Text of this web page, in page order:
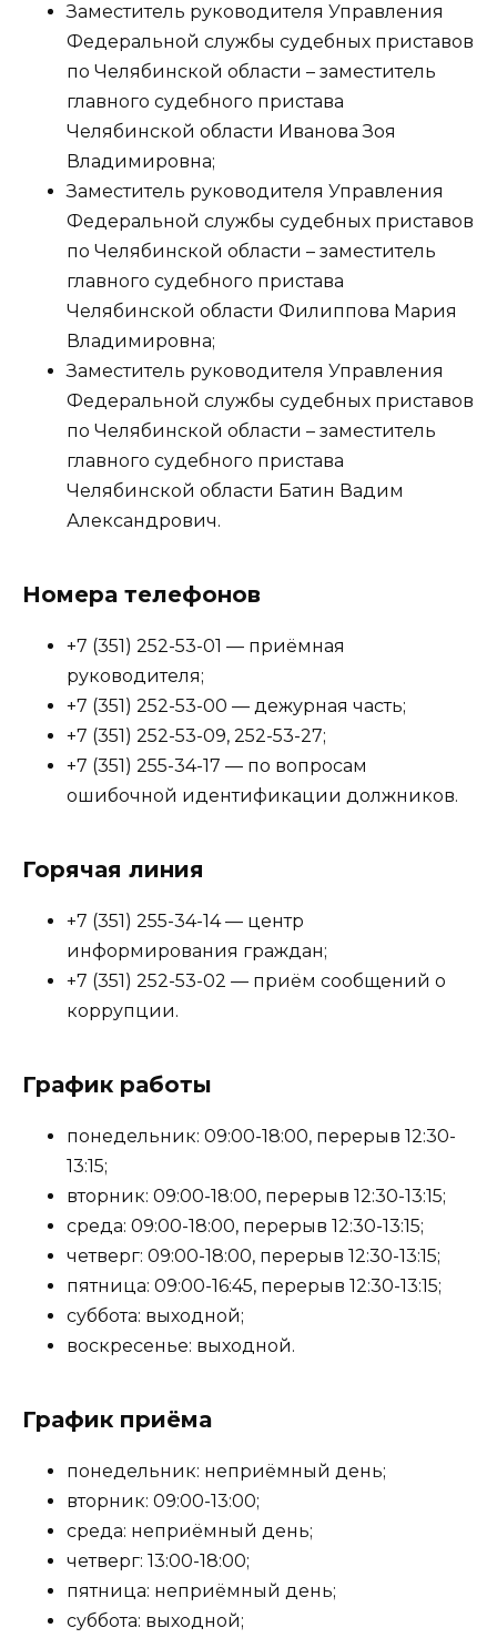
Заместитель руководителя Управления
Федеральной службы судебных приставов
по Челябинской области – заместитель
главного судебного пристава
Челябинской области Иванова Зоя
Владимировна;
Заместитель руководителя Управления
Федеральной службы судебных приставов
по Челябинской области – заместитель
главного судебного пристава
Челябинской области Филиппова Мария
Владимировна;
Заместитель руководителя Управления
Федеральной службы судебных приставов
по Челябинской области – заместитель
главного судебного пристава
Челябинской области Батин Вадим
Александрович.
Номера телефонов
+7 (351) 252-53-01 — приёмная
руководителя;
+7 (351) 252-53-00 — дежурная часть;
+7 (351) 252-53-09, 252-53-27;
+7 (351) 255-34-17 — по вопросам
ошибочной идентификации должников.
Горячая линия
+7 (351) 255-34-14 — центр
информирования граждан;
+7 (351) 252-53-02 — приём сообщений о
коррупции.
График работы
понедельник: 09:00-18:00, перерыв 12:30-
13:15;
вторник: 09:00-18:00, перерыв 12:30-13:15;
среда: 09:00-18:00, перерыв 12:30-13:15;
четверг: 09:00-18:00, перерыв 12:30-13:15;
пятница: 09:00-16:45, перерыв 12:30-13:15;
суббота: выходной;
воскресенье: выходной.
График приёма
понедельник: неприёмный день;
вторник: 09:00-13:00;
среда: неприёмный день;
четверг: 13:00-18:00;
пятница: неприёмный день;
суббота: выходной;